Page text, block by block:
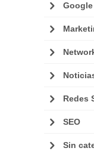
Google
Redes
SEO
Sin